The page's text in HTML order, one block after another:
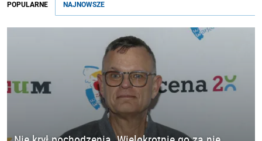
POPULARNE NAJNOWSZE